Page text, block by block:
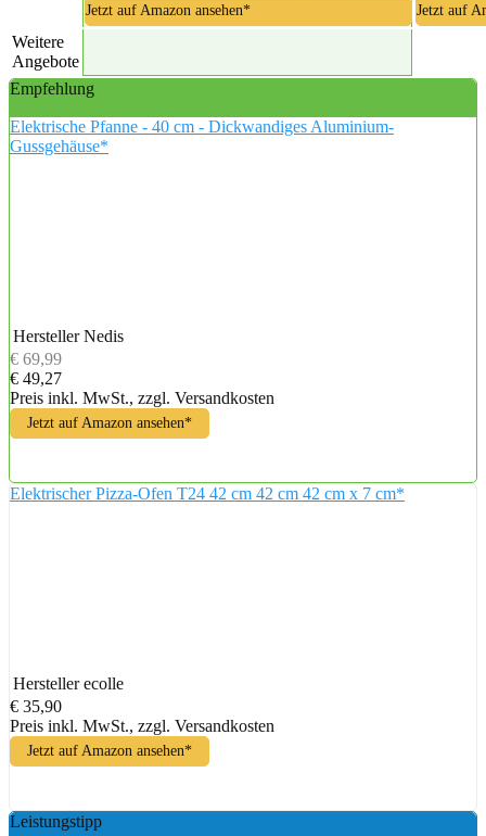
Jetzt auf Amazon ansehen* Jetzt auf
Weitere
Angebote
Empfehlung
Elektrische Pfanne - 40 cm - Dickwandiges Aluminium-
Gussgehäuse*
Hersteller Nedis
€ 69,99
€ 49,27
Preis inkl. MwSt., zzgl. Versandkosten
Jetzt auf Amazon ansehen*
Elektrischer Pizza-Ofen T24 42 cm 42 cm 42 cm x 7 cm*
Hersteller ecolle
€ 35,90
Preis inkl. MwSt., zzgl. Versandkosten
Jetzt auf Amazon ansehen*
Leistungstipp